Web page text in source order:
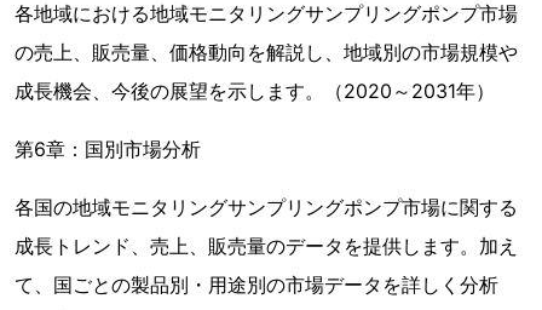
各地域における地域モニタリングサンプリングポンプ市場
の売上、販売量、価格動向を解説し、地域別の市場規模や
成長機会、今後の展望を示します。（2020～2031年）
第6章：国別市場分析
各国の地域モニタリングサンプリングポンプ市場に関する
成長トレンド、売上、販売量のデータを提供します。加え
て、国ごとの製品別・用途別の市場データを詳しく分析